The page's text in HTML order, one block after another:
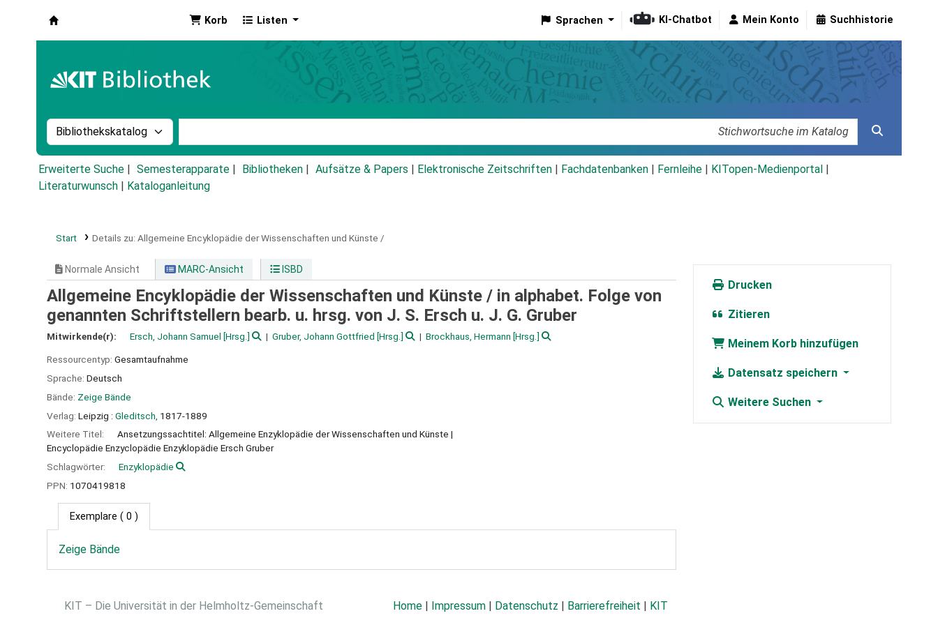
Korb Listen Sprachen KI-Chatbot Mein Konto Suchhistorie
Suche im Katalog nach:
Erweiterte Suche Semesterapparate Bibliotheken Aufsätze & Papers Elektronische Zeitschriften Fachdatenbanken Fernleihe KITopen-Medienportal
Literaturwunsch
Kataloganleitung
Start Details zu: Allgemeine Encyklopädie der Wissenschaften und Künste /
Normale Ansicht MARC-Ansicht ISBD
Allgemeine Encyklopädie der Wissenschaften und Künste / in alphabet. Folge von
genannten Schriftstellern bearb. u. hrsg. von J. S. Ersch u. J. G. Gruber
Mitwirkende(r): Ersch, Johann Samuel [Hrsg.] Gruber, Johann Gottfried [Hrsg.] Brockhaus, Hermann [Hrsg.]
Ressourcentyp: Gesamtaufnahme
Sprache: Deutsch
Bände: Zeige Bände
Verlag: Leipzig : Gleditsch, 1817-1889
Weitere Titel:
Ansetzungssachtitel: Allgemeine Enzyklopädie der Wissenschaften und Künste
Encyclopädie Enzyclopädie Enzyklopädie Ersch Gruber
Schlagwörter:
Enzyklopädie
PPN: 1070419818
Exemplare ( 0 )
Zeige Bände
Drucken
Zitieren
Meinem Korb hinzufügen
Datensatz speichern
Weitere Suchen
KIT – Die Universität in der Helmholtz-Gemeinschaft Home | Impressum | Datenschutz | Barrierefreiheit | KIT